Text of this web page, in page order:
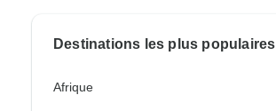
Destinations les plus populaires
Afrique